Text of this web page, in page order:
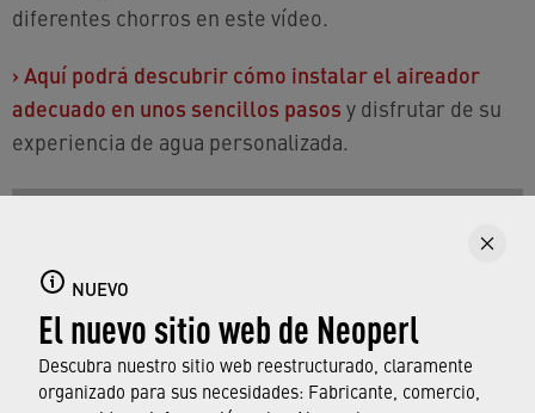
NUEVO
El nuevo sitio web de Neoperl
Descubra nuestro sitio web reestructurado, claramente
organizado para sus necesidades: Fabricante, comercio,
diferentes chorros en este vídeo.
› Aquí podrá descubrir cómo instalar el aireador
adecuado en unos sencillos pasos y disfrutar de su
experiencia de agua personalizada.